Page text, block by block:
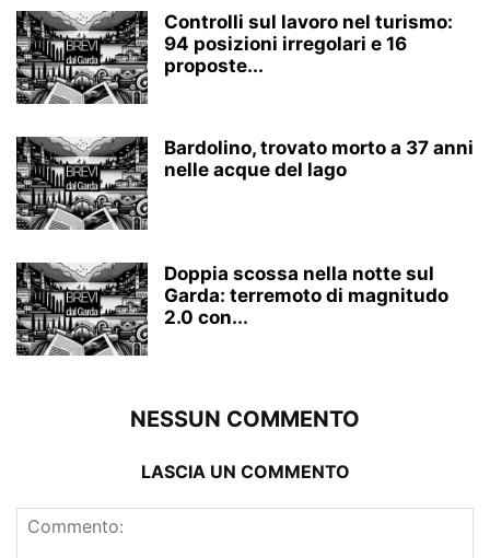
Controlli sul lavoro nel turismo:
94 posizioni irregolari e 16
proposte...
Bardolino, trovato morto a 37 anni
nelle acque del lago
Doppia scossa nella notte sul
Garda: terremoto di magnitudo
2.0 con...
NESSUN COMMENTO
LASCIA UN COMMENTO